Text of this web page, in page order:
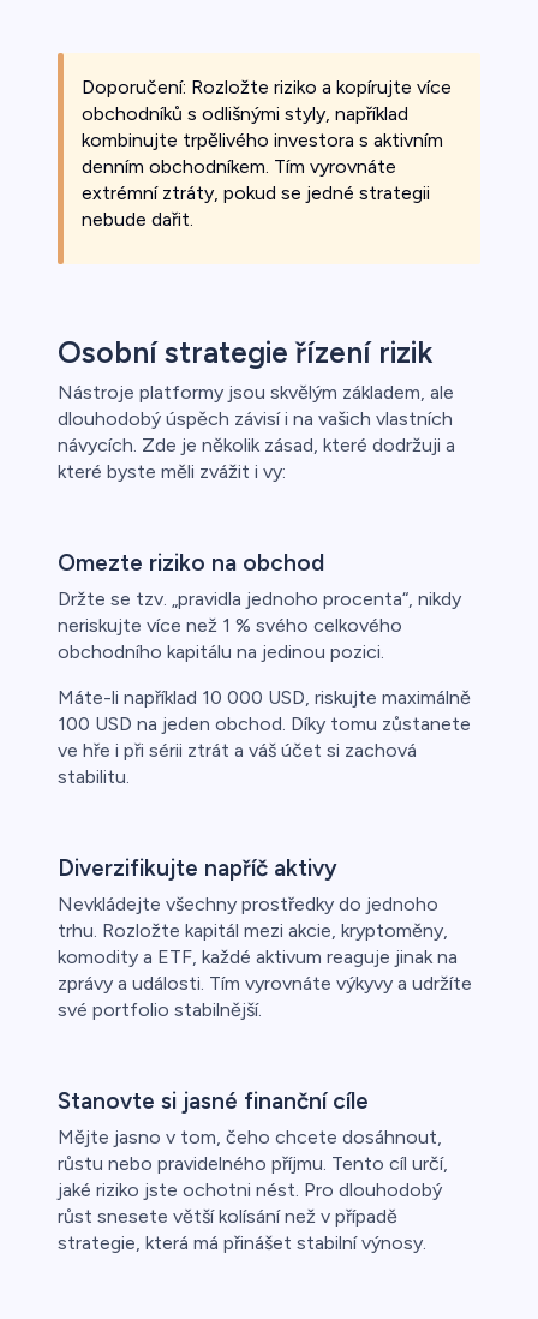
Doporučení: Rozložte riziko a kopírujte více
obchodníků s odlišnými styly, například
kombinujte trpělivého investora s aktivním
denním obchodníkem. Tím vyrovnáte
extrémní ztráty, pokud se jedné strategii
nebude dařit.
Osobní strategie řízení rizik
Nástroje platformy jsou skvělým základem, ale
dlouhodobý úspěch závisí i na vašich vlastních
návycích. Zde je několik zásad, které dodržuji a
které byste měli zvážit i vy:
Omezte riziko na obchod
Držte se tzv. „pravidla jednoho procenta“, nikdy
neriskujte více než 1 % svého celkového
obchodního kapitálu na jedinou pozici.
Máte-li například 10 000 USD, riskujte maximálně
100 USD na jeden obchod. Díky tomu zůstanete
ve hře i při sérii ztrát a váš účet si zachová
stabilitu.
Diverzifikujte napříč aktivy
Nevkládejte všechny prostředky do jednoho
trhu. Rozložte kapitál mezi akcie, kryptoměny,
komodity a ETF, každé aktivum reaguje jinak na
zprávy a události. Tím vyrovnáte výkyvy a udržíte
své portfolio stabilnější.
Stanovte si jasné finanční cíle
Mějte jasno v tom, čeho chcete dosáhnout,
růstu nebo pravidelného příjmu. Tento cíl určí,
jaké riziko jste ochotni nést. Pro dlouhodobý
růst snesete větší kolísání než v případě
strategie, která má přinášet stabilní výnosy.